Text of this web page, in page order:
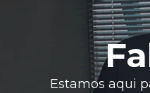
Estamos aqui